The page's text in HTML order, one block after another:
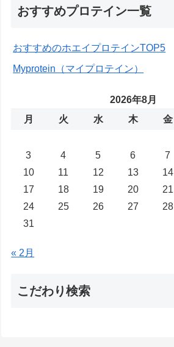
おすすめプロテイン一覧
おすすめのホエイプロテインTOP5
Myprotein（マイプロテイン）
2026年8月
月
火 水 木 金
3
4 5 6 7
10
11 12 13 14
17
18 19 20 21
24
25 26 27 28
31
« 2月
こだわり検索